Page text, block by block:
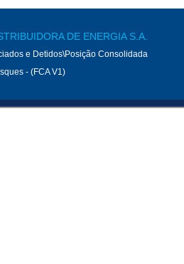
DE ENERGIA S.A.
e Detidos\Posição Consolidada
- (FCA V1)